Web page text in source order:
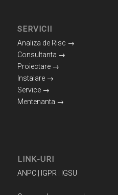
SERVICII
Analiza de Risc →
Consultanta →
Proiectare →
Instalare →
Service →
Mentenanta →
LINK-URI
ANPC| IGPR IGSU